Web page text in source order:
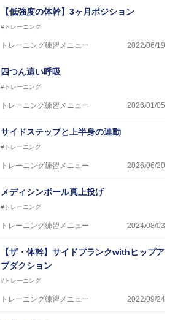
【低強度の体幹】3ヶ月ポジション
#トレーニング
トレーニング練習メニュー 2022/06/19
四つん這い呼吸
#トレーニング
トレーニング練習メニュー 2026/01/05
サイドステップと上半身の連動
#トレーニング
トレーニング練習メニュー 2026/06/20
メディシンボール真上投げ
#トレーニング
トレーニング練習メニュー 2024/08/03
【ザ・体幹】サイドプランクwithヒップア
ブダクション
#トレーニング
トレーニング練習メニュー 2022/09/24